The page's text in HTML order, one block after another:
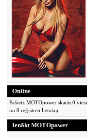
Online
Pašreiz MOTOpower skatās 0 viesi
un 0 reģistrēti lietotāji.
Ienākt MOTOpower